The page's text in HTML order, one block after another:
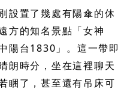
設置了幾處有陽傘的休
方的知名景點「女神
陽台1830」。這一帶即
朗時分，坐在這裡聊天
睏了，甚至還有吊床可